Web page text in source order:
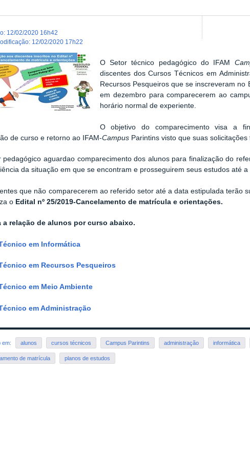
: 12/02/2020 16h42
: 12/02/2020 17h22
O Setor técnico pedagógico do IFAM
discentes dos Cursos Técnicos em
Recursos Pesqueiros que se inscreveram
em dezembro para comparecerem ao
horário normal de experiente.
O objetivo do comparecimento visa a
de curso e retorno ao IFAM-Campus Parintins visto que suas solicitações
pedagógico aguardao comparecimento dos alunos para finalização do
da situação em que se encontram e prosseguirem seus estudos até
que não comparecerem ao referido setor até a data estipulada terão
o Edital nº 25/2019-Cancelamento de matrícula e orientações.
a relação de alunos por curso abaixo.
em Informática
em Recursos Pesqueiros
em Meio Ambiente
em Administração
em: alunos cursos técnicos Campus Parintins administração informática
de matrícula planos de estudos